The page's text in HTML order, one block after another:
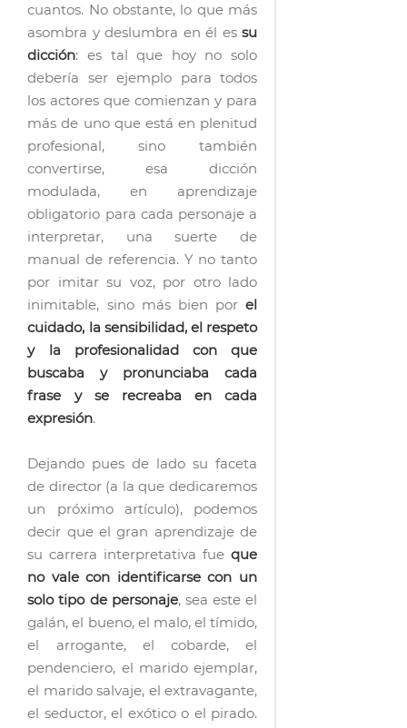
cuantos. No obstante, lo que más
asombra y deslumbra en él es su
dicción: es tal que hoy no solo
debería ser ejemplo para todos
los actores que comienzan y para
más de uno que está en plenitud
profesional, sino también
convertirse, esa dicción
modulada, en aprendizaje
obligatorio para cada personaje a
interpretar, una suerte de
manual de referencia. Y no tanto
por imitar su voz, por otro lado
inimitable, sino más bien por el
cuidado, la sensibilidad, el respeto
y la profesionalidad con que
buscaba y pronunciaba cada
frase y se recreaba en cada
expresión.
Dejando pues de lado su faceta
de director (a la que dedicaremos
un próximo artículo), podemos
decir que el gran aprendizaje de
su carrera interpretativa fue que
no vale con identificarse con un
solo tipo de personaje, sea este el
galán, el bueno, el malo, el tímido,
el arrogante, el cobarde, el
pendenciero, el marido ejemplar,
el marido salvaje, el extravagante,
el seductor, el exótico o el pirado.